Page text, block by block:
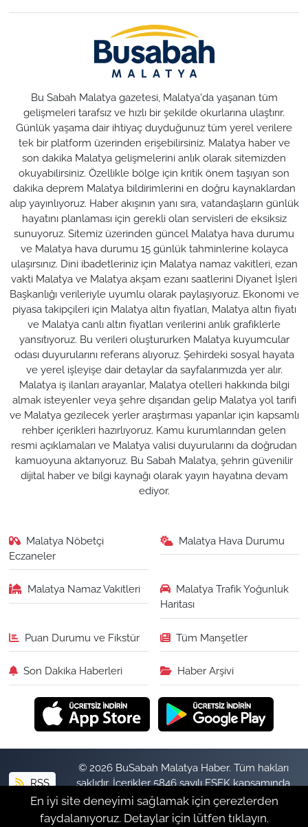
Bu Sabah Malatya gazetesi, Malatya'da yaşanan tüm
gelişmeleri tarafsız ve hızlı bir şekilde okurlarına ulaştırır.
Günlük yaşama dair ihtiyaç duyduğunuz tüm yerel verilere
tek bir platform üzerinden erişebilirsiniz. Malatya haber ve
son dakika Malatya gelişmelerini anlık olarak sitemizden
okuyabilirsiniz. Özellikle bölge için kritik önem taşıyan son
dakika deprem Malatya bildirimlerini en doğru kaynaklardan
alıp yayınlıyoruz. Haber akışının yanı sıra, vatandaşların günlük
hayatını planlaması için gerekli olan servisleri de eksiksiz
sunuyoruz. Sitemiz üzerinden güncel Malatya hava durumu
ve Malatya hava durumu 15 günlük tahminlerine kolayca
ulaşırsınız. Dini ibadetleriniz için Malatya namaz vakitleri, ezan
vakti Malatya ve Malatya akşam ezanı saatlerini Diyanet İşleri
Başkanlığı verileriyle uyumlu olarak paylaşıyoruz. Ekonomi ve
piyasa takipçileri için Malatya altın fiyatları, Malatya altın fiyatı
ve Malatya canlı altın fiyatları verilerini anlık grafiklerle
yansıtıyoruz. Bu verileri oluştururken Malatya kuyumcular
odası duyurularını referans alıyoruz. Şehirdeki sosyal hayata
ve yerel işleyişe dair detaylar da sayfalarımızda yer alır.
Malatya iş ilanları arayanlar, Malatya otelleri hakkında bilgi
almak isteyenler veya şehre dışarıdan gelip Malatya yol tarifi
ve Malatya gezilecek yerler araştırması yapanlar için kapsamlı
rehber içerikleri hazırlıyoruz. Kamu kurumlarından gelen
resmi açıklamaları ve Malatya valisi duyurularını da doğrudan
kamuoyuna aktarıyoruz. Bu Sabah Malatya, şehrin güvenilir
dijital haber ve bilgi kaynağı olarak yayın hayatına devam
ediyor.
Malatya Nöbetçi
Eczaneler
Malatya Hava Durumu
Malatya Namaz Vakitleri
Malatya Trafik Yoğunluk
Haritası
Puan Durumu ve Fikstür Tüm Manşetler
Son Dakika Haberleri Haber Arşivi
RSS
© 2026 BuSabah Malatya Haber. Tüm hakları
saklıdır. İçerikler 5846 sayılı FSEK kapsamında
izinsiz kopyalanamaz.
En iyi site deneyimi sağlamak için çerezlerden
faydalanıyoruz. Detaylar için lütfen tıklayın.